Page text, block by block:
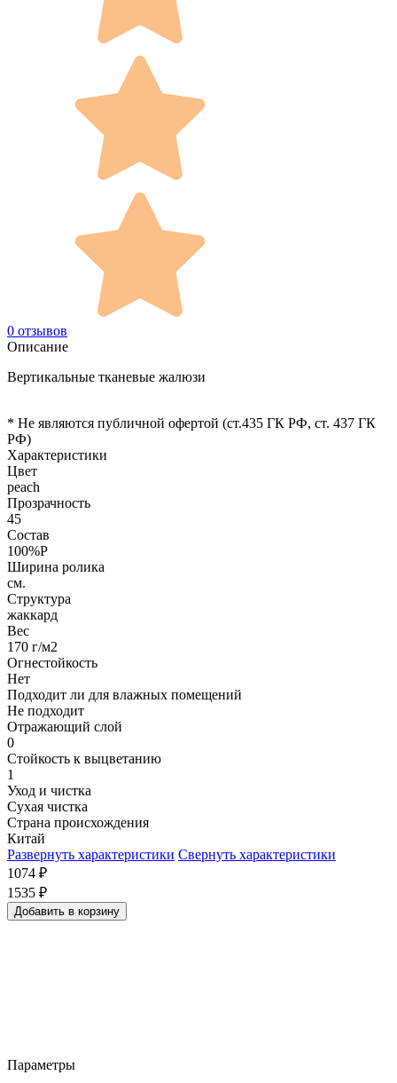
0 отзывов
Описание
Вертикальные тканевые жалюзи
* Не являются публичной офертой (ст.435 ГК РФ, cт. 437 ГК
РФ)
Характеристики
Цвет
peach
Прозрачность
45
Состав
100%P
Ширина ролика
см.
Структура
жаккард
Вес
170 г/м2
Огнестойкость
Нет
Подходит ли для влажных помещений
Не подходит
Отражающий слой
0
Стойкость к выцветанию
1
Уход и чистка
Сухая чистка
Страна происхождения
Китай
Развернуть характеристики Свернуть характеристики
1074 ₽
1535 ₽
Добавить в корзину
Параметры